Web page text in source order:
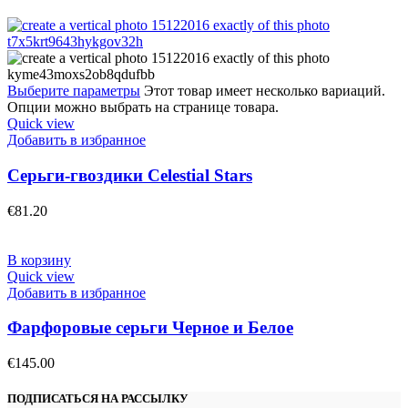
Выберите параметры Этот товар имеет несколько вариаций.
Опции можно выбрать на странице товара.
Quick view
Добавить в избранное
Серьги-гвоздики Celestial Stars
€81.20
В корзину
Quick view
Добавить в избранное
Фарфоровые серьги Черное и Белое
€145.00
ПОДПИСАТЬСЯ НА РАССЫЛКУ